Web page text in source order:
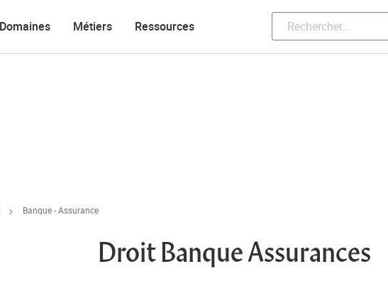
Domaines Métiers Ressources
Banque - Assurance
Droit Banque Assurances